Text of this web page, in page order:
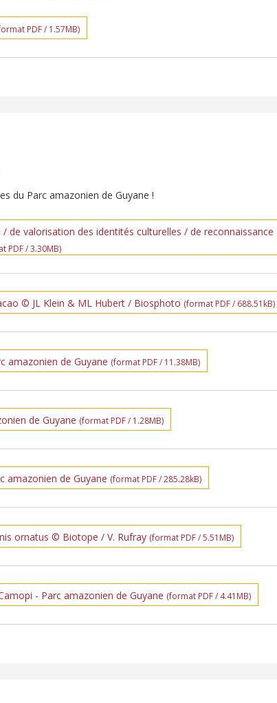
PDF / 1.57MB)
du Parc amazonien de Guyane !
/ de valorisation des identités culturelles / de reconnaissance
PDF / 3.30MB)
© JL Klein & ML Hubert / Biosphoto (format PDF / 688.51kB)
amazonien de Guyane (format PDF / 11.38MB)
de Guyane (format PDF / 1.28MB)
amazonien de Guyane (format PDF / 285.28kB)
ornatus © Biotope / V. Rufray (format PDF / 5.51MB)
- Parc amazonien de Guyane (format PDF / 4.41MB)